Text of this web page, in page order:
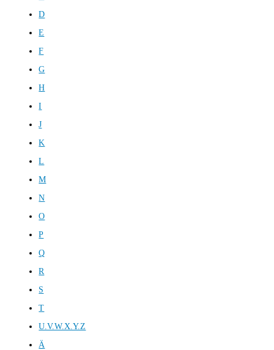
D
E
F
G
H
I
J
K
L
M
N
O
P
Q
R
S
T
U.V.W.X.Y.Z
Ä